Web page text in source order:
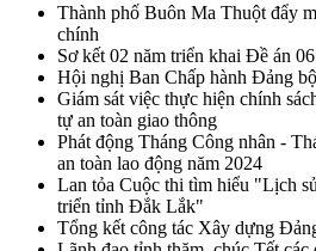
Thành phố Buôn Ma Thuột đẩy
chính
Sơ kết 02 năm triển khai Đề án
Hội nghị Ban Chấp hành Đảng
Giám sát việc thực hiện chính
tự an toàn giao thông
Phát động Tháng Công nhân -
an toàn lao động năm 2024
Lan tỏa Cuộc thi tìm hiểu "Lịch
triển tỉnh Đắk Lắk"
Tổng kết công tác Xây dựng